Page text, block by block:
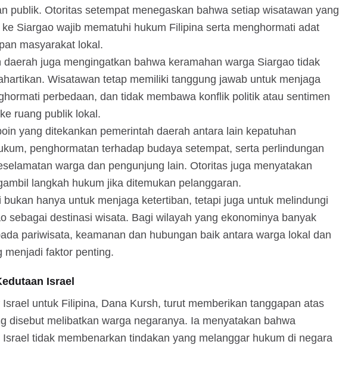
publik. Otoritas setempat menegaskan bahwa setiap wisatawan yang
ke Siargao wajib mematuhi hukum Filipina serta menghormati adat
masyarakat lokal.
daerah juga mengingatkan bahwa keramahan warga Siargao tidak
Wisatawan tetap memiliki tanggung jawab untuk menjaga
perbedaan, dan tidak membawa konflik politik atau sentimen
ruang publik lokal.
yang ditekankan pemerintah daerah antara lain kepatuhan
penghormatan terhadap budaya setempat, serta perlindungan
warga dan pengunjung lain. Otoritas juga menyatakan
langkah hukum jika ditemukan pelanggaran.
bukan hanya untuk menjaga ketertiban, tetapi juga untuk melindungi
sebagai destinasi wisata. Bagi wilayah yang ekonominya banyak
pariwisata, keamanan dan hubungan baik antara warga lokal dan
menjadi faktor penting.
Israel
Israel untuk Filipina, Dana Kursh, turut memberikan tanggapan atas
disebut melibatkan warga negaranya. Ia menyatakan bahwa
Israel tidak membenarkan tindakan yang melanggar hukum di negara